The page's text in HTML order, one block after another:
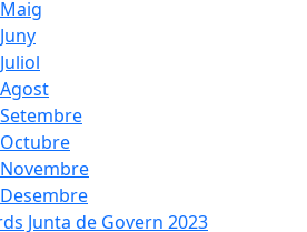
Maig
Juny
Juliol
Agost
Setembre
Octubre
Novembre
Desembre
Junta de Govern 2023